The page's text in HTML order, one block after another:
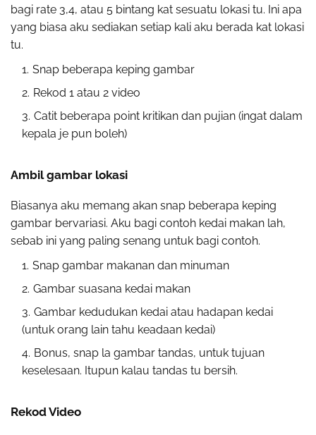
bagi rate 3,4, atau 5 bintang kat sesuatu lokasi tu. Ini apa
yang biasa aku sediakan setiap kali aku berada kat lokasi
tu.
Snap beberapa keping gambar
Rekod 1 atau 2 video
Catit beberapa point kritikan dan pujian (ingat dalam
kepala je pun boleh)
Ambil gambar lokasi
Biasanya aku memang akan snap beberapa keping
gambar bervariasi. Aku bagi contoh kedai makan lah,
sebab ini yang paling senang untuk bagi contoh.
Snap gambar makanan dan minuman
Gambar suasana kedai makan
Gambar kedudukan kedai atau hadapan kedai
(untuk orang lain tahu keadaan kedai)
Bonus, snap la gambar tandas, untuk tujuan
keselesaan. Itupun kalau tandas tu bersih.
Rekod Video